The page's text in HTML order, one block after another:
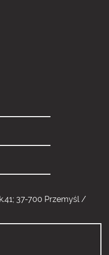
37-700 Przemyśl /